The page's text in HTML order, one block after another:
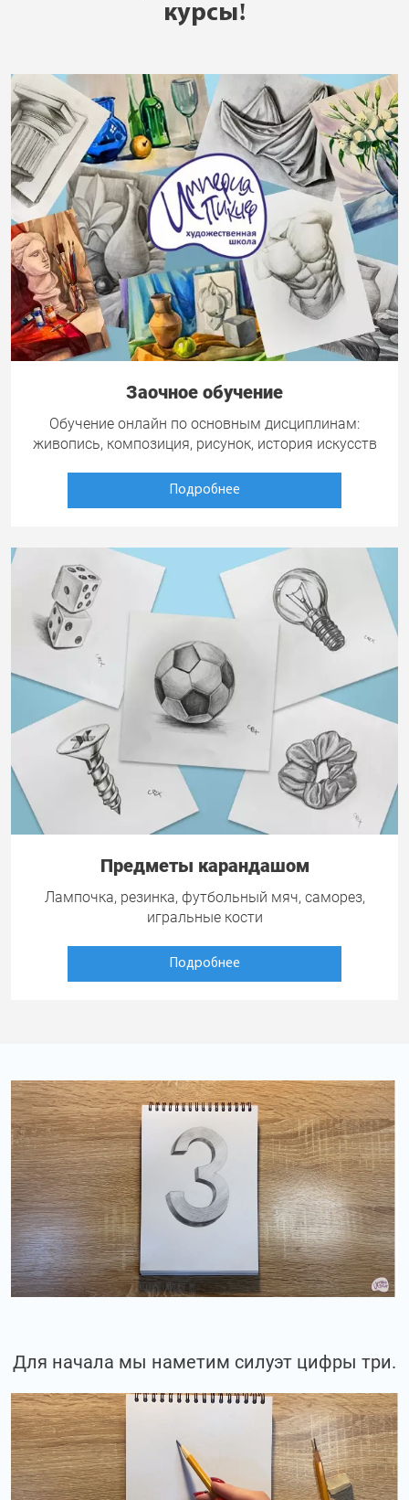
курсы!
Заочное обучение
Обучение онлайн по основным дисциплинам:
живопись, композиция, рисунок, история искусств
Подробнее
Предметы карандашом
Лампочка, резинка, футбольный мяч, саморез,
игральные кости
Подробнее
Для начала мы наметим силуэт цифры три.